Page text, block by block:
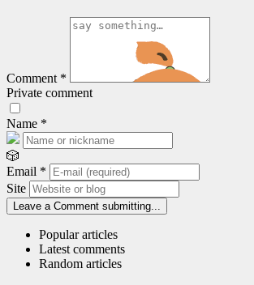
Comment *
Private comment
Name *
🎲
Email *
Site
Leave a Comment submitting...
Popular articles
Latest comments
Random articles